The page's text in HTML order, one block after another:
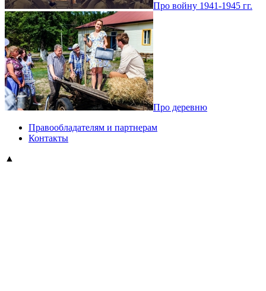
Про войну 1941-1945 гг.
Про деревню
Правообладателям и партнерам
Контакты
▲